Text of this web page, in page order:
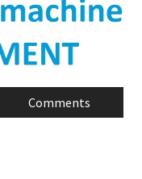
Comments